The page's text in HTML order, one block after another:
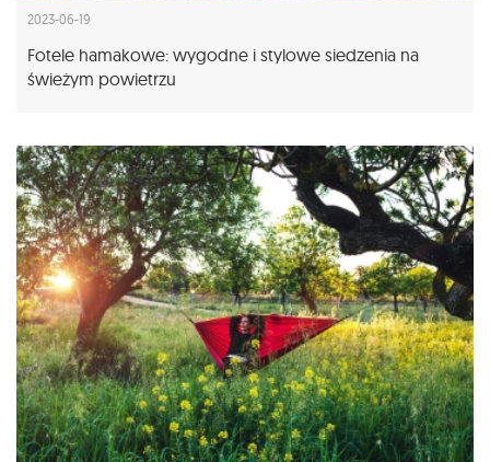
2023-06-19
Fotele hamakowe: wygodne i stylowe siedzenia na
świeżym powietrzu